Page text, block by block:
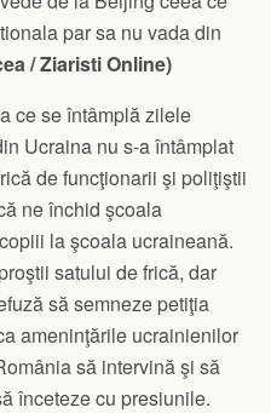
par sa nu vada din
/ Ziaristi Online)
ce se întâmplă zilele
Ucraina nu s-a întâmplat
de funcţionarii şi poliţiştii
ne închid şcoala
la şcoala ucraineană.
satului de frică, dar
să semneze petiţia
ameninţările ucrainienilor
să intervină şi să
înceteze cu presiunile.